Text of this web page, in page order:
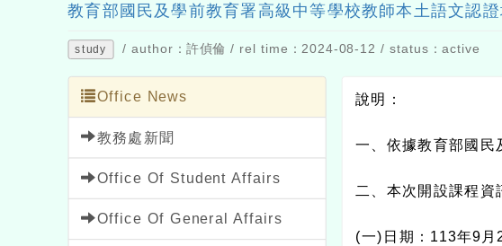
教育部國民及學前教育署高級中等學校教師本土語文認
study / author：許偵倫 / rel time：2024-08-12 / status：active
Office News
教務處新聞
Office Of Student Affairs
Office Of General Affairs
說明：
一、依據教育部國民
二、本次開設課程資
(一) 日期： 113年9月